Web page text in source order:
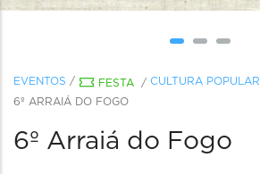
EVENTOS / FESTA / CULTURA POPULAR
6º ARRAIÁ DO FOGO
6º Arraiá do Fogo